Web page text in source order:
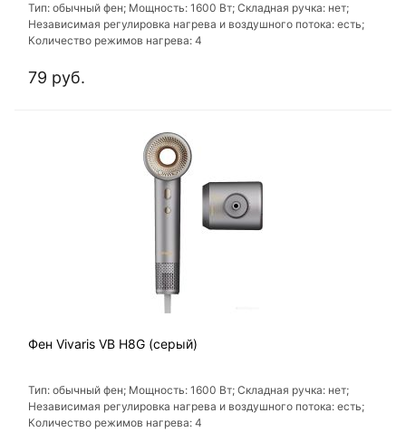
Тип: обычный фен; Мощность: 1600 Вт; Складная ручка: нет;
Независимая регулировка нагрева и воздушного потока: есть;
Количество режимов нагрева: 4
79 руб.
Фен Vivaris VB H8G (серый)
Тип: обычный фен; Мощность: 1600 Вт; Складная ручка: нет;
Независимая регулировка нагрева и воздушного потока: есть;
Количество режимов нагрева: 4